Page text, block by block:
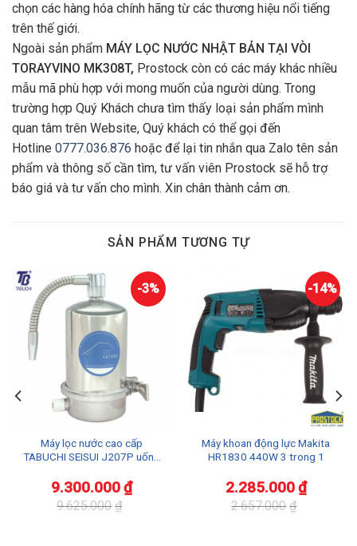
chọn các hàng hóa chính hãng từ các thương hiệu nổi tiếng
trên thế giới.
Ngoài sản phẩm MÁY LỌC NƯỚC NHẬT BẢN TẠI VÒI
TORAYVINO MK308T, Prostock còn có các máy khác nhiều
mẫu mã phù hợp với mong muốn của người dùng. Trong
trường hợp Quý Khách chưa tìm thấy loại sản phẩm mình
quan tâm trên Website, Quý khách có thể gọi đến
Hotline 0777.036.876 hoặc để lại tin nhắn qua Zalo tên sản
phẩm và thông số cần tìm, tư vấn viên Prostock sẽ hỗ trợ
báo giá và tư vấn cho mình. Xin chân thành cảm ơn.
SẢN PHẨM TƯƠNG TỰ
-3%
Máy lọc nước cao cấp
TABUCHI SEISUI J207P uống
9.625.000 ₫
9.300.000₫
-14%
Máy khoan động lực Makita
HR1830 440W 3 trong 1
2.657.000 ₫
2.285.000₫